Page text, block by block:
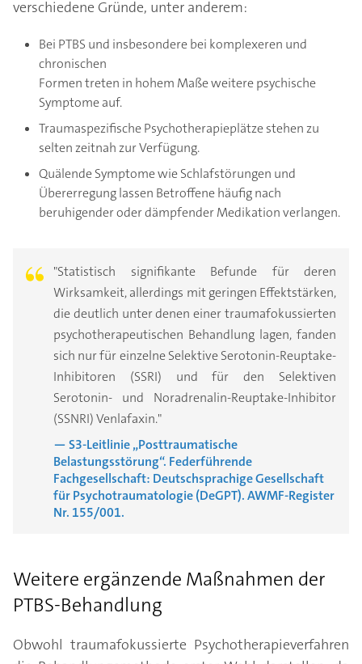
verschiedene Gründe, unter anderem:
Bei PTBS und insbesondere bei komplexeren und
chronischen
Formen treten in hohem Maße weitere psychische
Symptome auf.
Traumaspezifische Psychotherapieplätze stehen zu
selten zeitnah zur Verfügung.
Quälende Symptome wie Schlafstörungen und
Übererregung lassen Betroffene häufig nach
beruhigender oder dämpfender Medikation verlangen.
"Statistisch signifikante Befunde für deren
Wirksamkeit, allerdings mit geringen Effektstärken,
die deutlich unter denen einer traumafokussierten
psychotherapeutischen Behandlung lagen, fanden
sich nur für einzelne Selektive Serotonin-Reuptake-
Inhibitoren (SSRI) und für den Selektiven
Serotonin- und Noradrenalin-Reuptake-Inhibitor
(SSNRI) Venlafaxin."
— S3-Leitlinie „Posttraumatische
Belastungsstörung“. Federführende
Fachgesellschaft: Deutschsprachige Gesellschaft
für Psychotraumatologie (DeGPT). AWMF-Register
Nr. 155/001.
Weitere ergänzende Maßnahmen der
PTBS-Behandlung
Obwohl traumafokussierte Psychotherapieverfahren